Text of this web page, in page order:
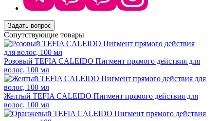
Задать вопрос
Сопутствующие товары
Розовый TEFIA CALEIDO Пигмент прямого действия для
волос, 100 мл
Желтый TEFIA CALEIDO Пигмент прямого действия для
волос, 100 мл